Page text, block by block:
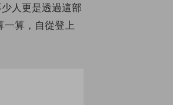
人更是透過這部
一算，自從登上